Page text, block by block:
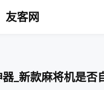
友客网
_新款麻将机是否